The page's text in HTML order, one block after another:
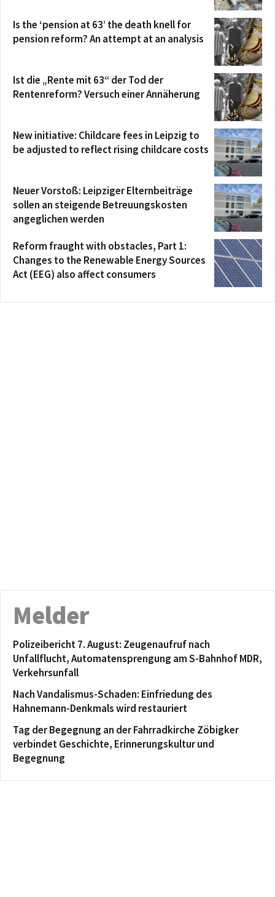
Is the ‘pension at 63’ the death knell for
pension reform? An attempt at an analysis
Ist die „Rente mit 63“ der Tod der
Rentenreform? Versuch einer Annäherung
New initiative: Childcare fees in Leipzig to
be adjusted to reflect rising childcare costs
Neuer Vorstoß: Leipziger Elternbeiträge
sollen an steigende Betreuungskosten
angeglichen werden
Reform fraught with obstacles, Part 1:
Changes to the Renewable Energy Sources
Act (EEG) also affect consumers
Melder
Polizeibericht 7. August: Zeugenaufruf nach
Unfallflucht, Automatensprengung am S-Bahnhof MDR,
Verkehrsunfall
Nach Vandalismus-Schaden: Einfriedung des
Hahnemann-Denkmals wird restauriert
Tag der Begegnung an der Fahrradkirche Zöbigker
verbindet Geschichte, Erinnerungskultur und
Begegnung